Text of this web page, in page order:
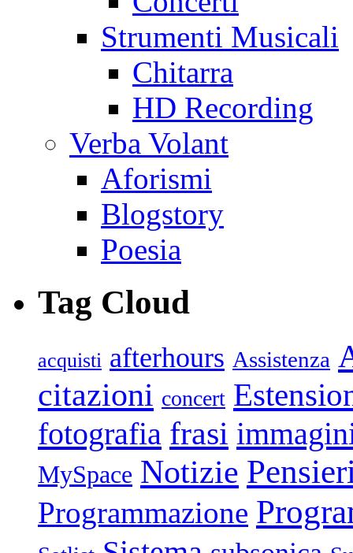
Strumenti Musicali
Chitarra
HD Recording
Verba Volant
Aforismi
Blogstory
Poesia
Tag Cloud
acquisti afterhours Assistenza
citazioni concert
fotografia frasi
MySpace Notizie
Programmazione